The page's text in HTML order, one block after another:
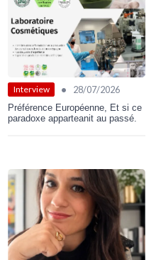
Interview • 28/07/2026
Préférence Européenne, Et si ce
paradoxe apparteanit au passé.